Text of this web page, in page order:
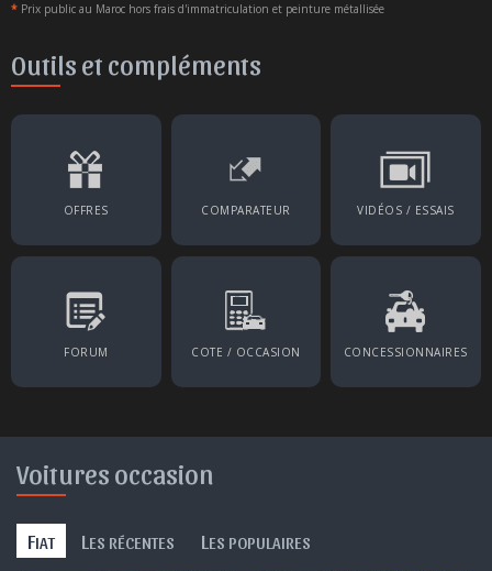
* Prix public au Maroc hors frais d'immatriculation et peinture métallisée
Outils et compléments
OFFRES COMPARATEUR VIDÉOS / ESSAIS
FORUM COTE / OCCASION CONCESSIONNAIRES
Voitures occasion
FIAT L ES RÉCENTES L ES POPULAIRES